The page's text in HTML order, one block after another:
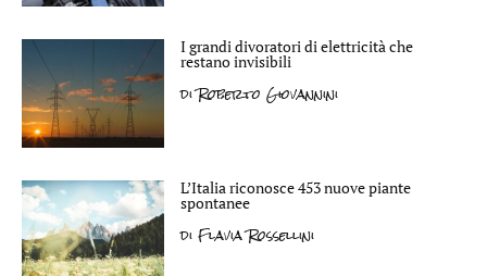
I grandi divoratori di elettricità che
restano invisibili
diRoberto Giovannini
L’Italia riconosce 453 nuove piante
spontanee
di Flavia Rossellini